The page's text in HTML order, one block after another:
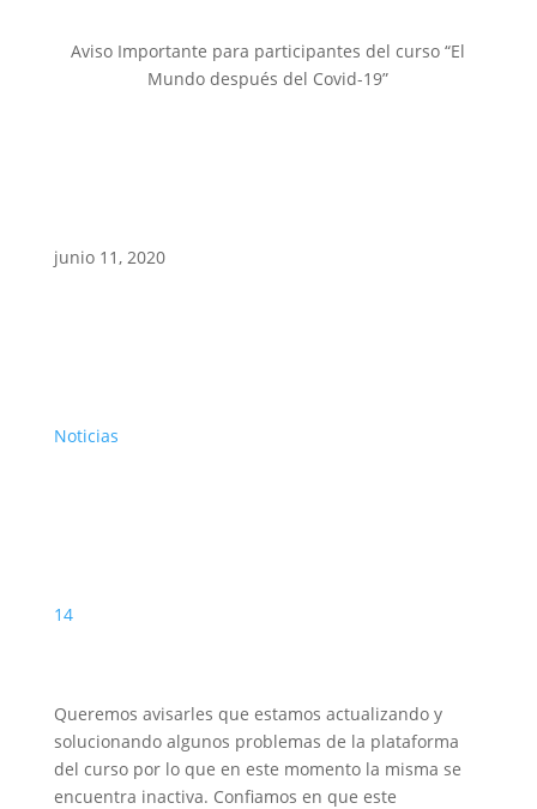
Aviso Importante para participantes del curso “El
Mundo después del Covid-19”
junio 11, 2020
Noticias
14
Queremos avisarles que estamos actualizando y
solucionando algunos problemas de la plataforma
del curso por lo que en este momento la misma se
encuentra inactiva. Confiamos en que este